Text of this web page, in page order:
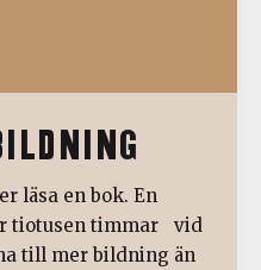
läsa en bok. En
tiotusen timmar vid
till mer bildning än